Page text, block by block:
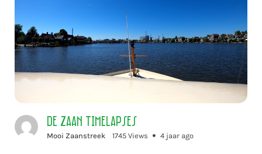
De Zaan timelapses
Mooi Zaanstreek 1745 Views 4 jaar ago